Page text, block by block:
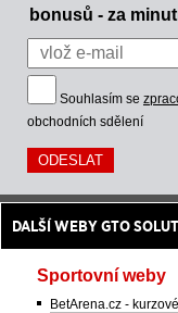
bonusů - za
Souhlasím se
obchodních sdělení
DALŠÍ WEBY GTO
Sportovní weby
BetArena.cz -